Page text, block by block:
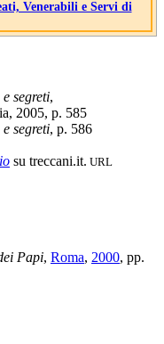
Venerabili e Servi di
segreti,
2005, p. 585
segreti, p. 586
su treccani.it. URL
Papi, Roma, 2000, pp.